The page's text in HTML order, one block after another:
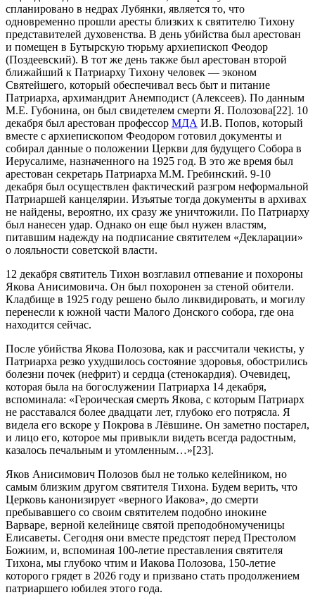
спланировано в недрах Лубянки, является то, что
одновременно прошли аресты близких к святителю Тихону
представителей духовенства. В день убийства был арестован
и помещен в Бутырскую тюрьму архиепископ Феодор
(Поздеевский). В тот же день также был арестован второй
ближайший к Патриарху Тихону человек — эконом
Святейшего, который обеспечивал весь быт и питание
Патриарха, архимандрит Анемподист (Алексеев). По данным
М.Е. Губонина, он был свидетелем смерти Я. Полозова[22]. 10
декабря был арестован профессор МДА И.В. Попов, который
вместе с архиепископом Феодором готовил документы и
собирал данные о положении Церкви для будущего Собора в
Иерусалиме, назначенного на 1925 год. В это же время был
арестован секретарь Патриарха М.М. Гребинский. 9-10
декабря был осуществлен фактический разгром неформальной
Патриаршей канцелярии. Изъятые тогда документы в архивах
не найдены, вероятно, их сразу же уничтожили. По Патриарху
был нанесен удар. Однако он еще был нужен властям,
питавшим надежду на подписание святителем «Декларации»
о лояльности советской власти.
12 декабря святитель Тихон возглавил отпевание и похороны
Якова Анисимовича. Он был похоронен за стеной обители.
Кладбище в 1925 году решено было ликвидировать, и могилу
перенесли к южной части Малого Донского собора, где она
находится сейчас.
После убийства Якова Полозова, как и рассчитали чекисты, у
Патриарха резко ухудшилось состояние здоровья, обострились
болезни почек (нефрит) и сердца (стенокардия). Очевидец,
которая была на богослужении Патриарха 14 декабря,
вспоминала: «Героическая смерть Якова, с которым Патриарх
не расставался более двадцати лет, глубоко его потрясла. Я
видела его вскоре у Покрова в Лёвшине. Он заметно постарел,
и лицо его, которое мы привыкли видеть всегда радостным,
казалось печальным и утомленным…»[23].
Яков Анисимович Полозов был не только келейником, но
самым близким другом святителя Тихона. Будем верить, что
Церковь канонизирует «верного Иакова», до смерти
пребывавшего со своим святителем подобно инокине
Варваре, верной келейнице святой преподобномученицы
Елисаветы. Сегодня они вместе предстоят перед Престолом
Божиим, и, вспоминая 100‑летие преставления святителя
Тихона, мы глубоко чтим и Иакова Полозова, 150‑летие
которого грядет в 2026 году и призвано стать продолжением
патриаршего юбилея этого года.